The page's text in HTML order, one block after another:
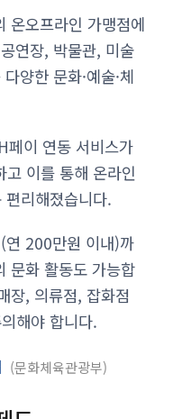
온오프라인 가맹점에
연장, 박물관, 미술
양한 문화·예술·체
페이 연동 서비스가
이를 통해 온라인
리해졌습니다.
연 200만원 이내)까
문화 활동도 가능합
장, 의류점, 잡화점
해야 합니다.
문화체육관광부